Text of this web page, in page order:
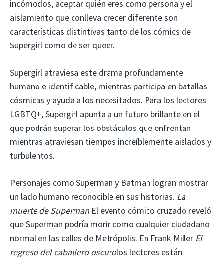
incómodos, aceptar quién eres como persona y el
aislamiento que conlleva crecer diferente son
características distintivas tanto de los cómics de
Supergirl como de ser queer.
Supergirl atraviesa este drama profundamente
humano e identificable, mientras participa en batallas
cósmicas y ayuda a los necesitados. Para los lectores
LGBTQ+, Supergirl apunta a un futuro brillante en el
que podrán superar los obstáculos que enfrentan
mientras atraviesan tiempos increíblemente aislados y
turbulentos.
Personajes como Superman y Batman logran mostrar
un lado humano reconocible en sus historias. La
muerte de Superman El evento cómico cruzado reveló
que Superman podría morir como cualquier ciudadano
normal en las calles de Metrópolis. En Frank Miller El
regreso del caballero oscurolos lectores están